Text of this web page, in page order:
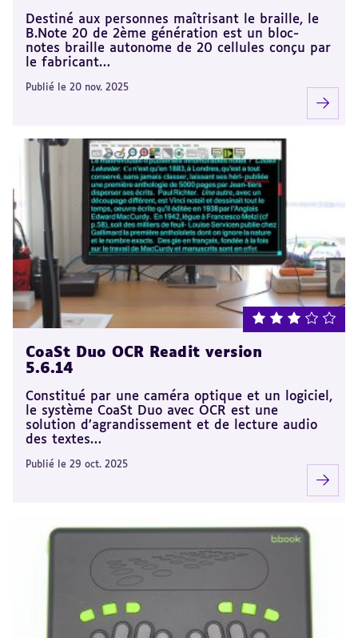
Destiné aux personnes maîtrisant le braille, le
B.Note 20 de 2ème génération est un bloc-
notes braille autonome de 20 cellules conçu par
le fabricant…
Publié le 20 nov. 2025
note : 3 sur 5
CoaSt Duo OCR Readit version
5.6.14
Constitué par une caméra optique et un logiciel,
le système CoaSt Duo avec OCR est une
solution d’agrandissement et de lecture audio
des textes…
Publié le 29 oct. 2025